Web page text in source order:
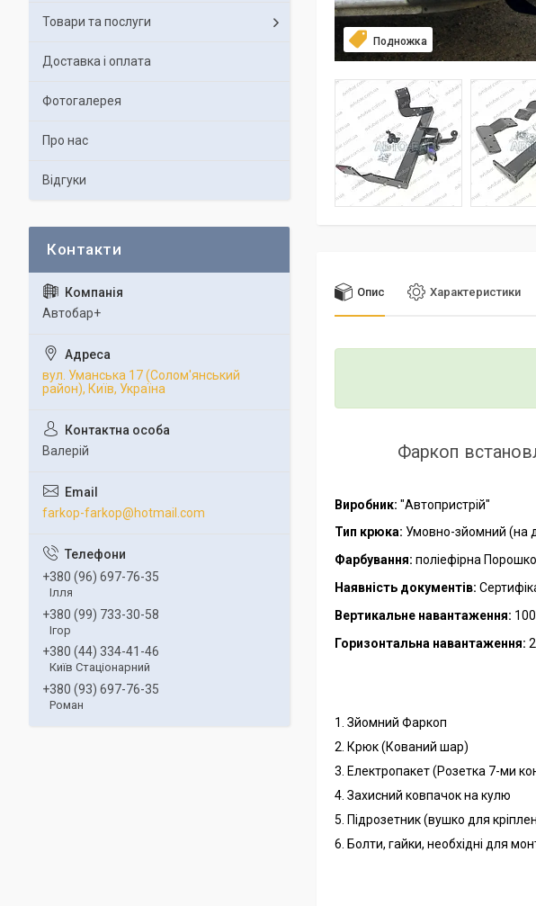
Подножка
Опис Характеристики
Фаркоп
Виробник: "Автопристрій"
Тип крюка: Умовно-зйомний (на
Фарбування: поліефірна
Наявність документів:
Вертикальне навантаження:
Горизонтальна навантаження:
1. Зйомний Фаркоп
2. Крюк (Кований шар)
3. Електропакет (Розетка 7-ми
4. Захисний ковпачок на кулю
5. Підрозетник (вушко для
6. Болти, гайки, необхідні для
Товари та послуги
Доставка і оплата
Фотогалерея
Про нас
Відгуки
Автобар+
вул. Уманська 17 (Солом'янський
район), Київ, Україна
Валерій
farkop-farkop@hotmail.com
+380 (96) 697-76-35
Ілля
+380 (99) 733-30-58
Ігор
+380 (44) 334-41-46
Київ Стаціонарний
+380 (93) 697-76-35
Роман